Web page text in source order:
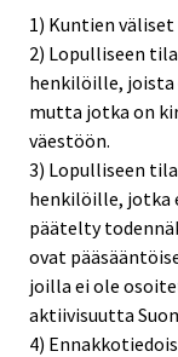
1) Kuntien
2) Lopulliseen
henkilöille,
mutta jotka on
väestöön.
3) Lopulliseen
henkilöille, jotka
päätelty
ovat
joilla ei ole
aktiivisuutta
4)